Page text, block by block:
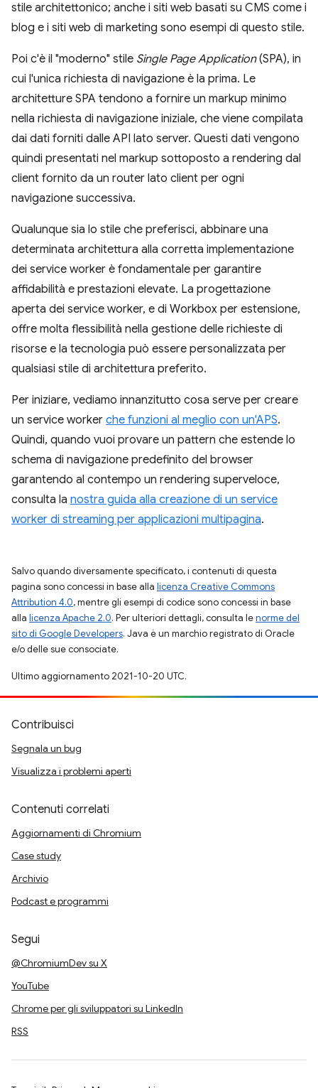
stile architettonico; anche i siti web basati su CMS come i
blog e i siti web di marketing sono esempi di questo stile.
Poi c'è il "moderno" stile Single Page Application(SPA), in
cui l'unica richiesta di navigazione è la prima. Le
architetture SPA tendono a fornire un markup minimo
nella richiesta di navigazione iniziale, che viene compilata
dai dati forniti dalle API lato server. Questi dati vengono
quindi presentati nel markup sottoposto a rendering dal
client fornito da un router lato client per ogni
navigazione successiva.
Qualunque sia lo stile che preferisci, abbinare una
determinata architettura alla corretta implementazione
dei service worker è fondamentale per garantire
affidabilità e prestazioni elevate. La progettazione
aperta dei service worker, e di Workbox per estensione,
offre molta flessibilità nella gestione delle richieste di
risorse e la tecnologia può essere personalizzata per
qualsiasi stile di architettura preferito.
Per iniziare, vediamo innanzitutto cosa serve per creare
un service worker che funzioni al meglio con un'APS.
Quindi, quando vuoi provare un pattern che estende lo
schema di navigazione predefinito del browser
garantendo al contempo un rendering superveloce,
consulta la nostra guida alla creazione di un service
worker di streaming per applicazioni multipagina.
Salvo quando diversamente specificato, i contenuti di questa
pagina sono concessi in base alla licenza Creative Commons
Attribution 4.0, mentre gli esempi di codice sono concessi in base
alla licenza Apache 2.0. Per ulteriori dettagli, consulta lenorme del
sito di Google Developers. Java è un marchio registrato di Oracle
e/o delle sue consociate.
Ultimo aggiornamento 2021-10-20 UTC.
Contribuisci
Segnala un bug
Visualizza i problemi aperti
Contenuti correlati
Aggiornamenti di Chromium
Case study
Archivio
Podcast e programmi
Segui
@ChromiumDev su X
YouTube
Chrome per gli sviluppatori su LinkedIn
RSS